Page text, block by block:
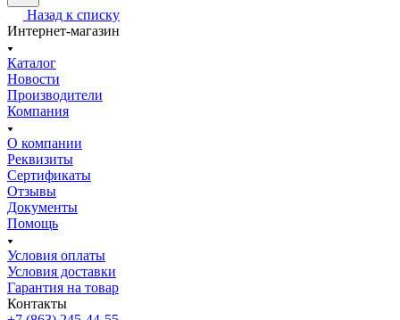
Назад к списку
Интернет-магазин
Каталог
Новости
Производители
Компания
О компании
Реквизиты
Сертификаты
Отзывы
Документы
Помощь
Условия оплаты
Условия доставки
Гарантия на товар
Контакты